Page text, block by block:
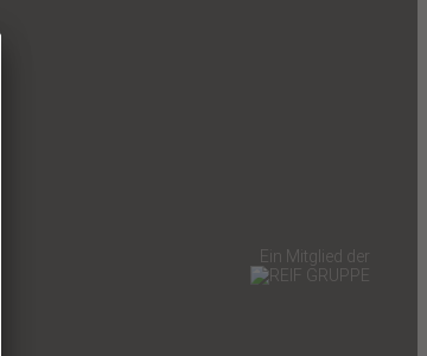
Ein Mitglied der